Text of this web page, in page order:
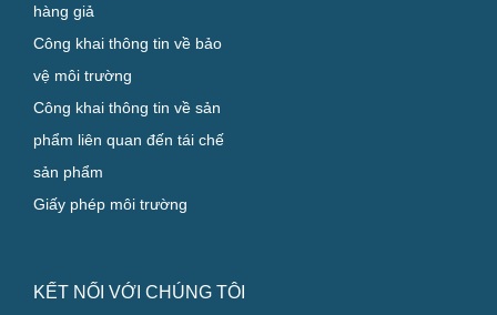
hàng giả
Công khai thông tin về bảo
vệ môi trường
Công khai thông tin về sản
phẩm liên quan đến tái chế
sản phẩm
Giấy phép môi trường
KẾT NỐI VỚI CHÚNG TÔI